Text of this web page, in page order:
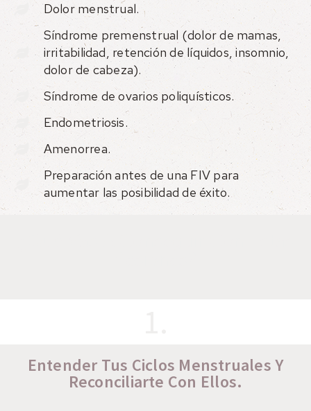
Dolor menstrual.
Síndrome premenstrual (dolor de mamas,
irritabilidad, retención de líquidos, insomnio,
dolor de cabeza).
Síndrome de ovarios poliquísticos.
Endometriosis.
Amenorrea.
Preparación antes de una FIV para
aumentar las posibilidad de éxito.
Entender Tus Ciclos Menstruales Y
Reconciliarte Con Ellos.